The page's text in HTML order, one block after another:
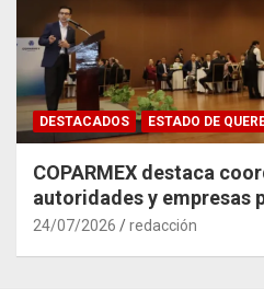
DESTACADOS ESTADO DE
COPARMEX destaca
autoridades y empresas
impacto del Tren
24/07/2026 redacción